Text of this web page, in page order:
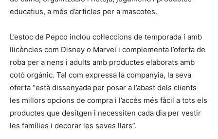
educatius, a més d’articles per a mascotes.
L’estoc de Pepco inclou col·leccions de temporada i amb
llicències com Disney o Marvel i complementa l’oferta de
roba per a nens i adults amb productes elaborats amb
cotó orgànic. Tal com expressa la companyia, la seva
oferta “està dissenyada per posar a l’abast dels clients
les millors opcions de compra i l’accés més fàcil a tots els
productes que desitgen i necessiten cada dia per vestir
les famílies i decorar les seves llars”.